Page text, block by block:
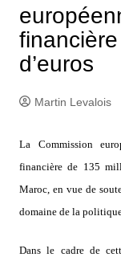
d’euros
Martin Levalois
La Commission
financière de 135
Maroc, en vue de
domaine de la
Dans le cadre de